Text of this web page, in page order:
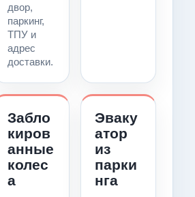
двор,
паркинг,
ТПУ и
адрес
доставки.
Забло
киров
анные
колес
а
Эваку
атор
из
парки
нга